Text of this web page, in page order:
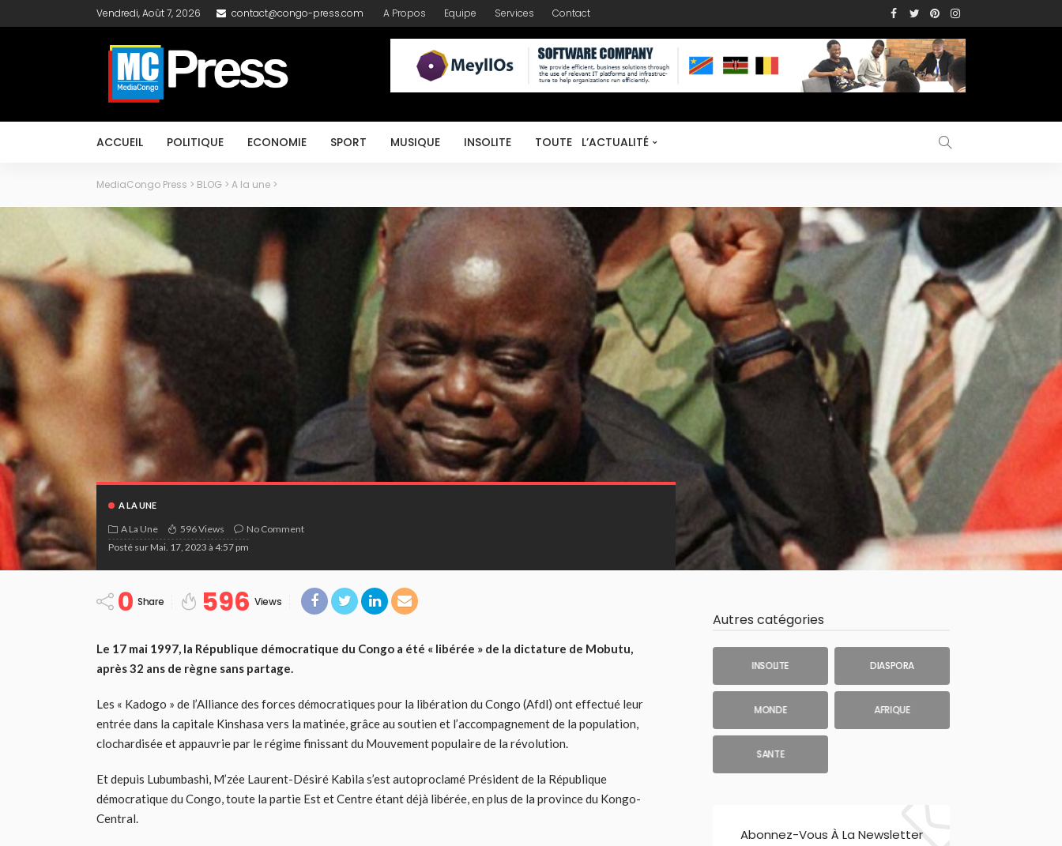
Vendredi, Août 7, 2026 contact@congo-press.com A Propos Equipe Services Contact
ACCUEIL POLITIQUE ECONOMIE SPORT MUSIQUE INSOLITE TOUTE L’ACTUALITÉ
MediaCongo Press > BLOG > A la une >
A LA UNE
A La Une 596 Views
No Comment
Posté sur Mai. 17, 2023 à 4:57 pm
0 Share 596 Views
Le 17 mai 1997, la République démocratique du Congo a été « libérée » de la dictature de Mobutu,
après 32 ans de règne sans partage.
Les « Kadogo » de l’Alliance des forces démocratiques pour la libération du Congo (Afdl) ont effectué leur
entrée dans la capitale Kinshasa vers la matinée, grâce au soutien et l’accompagnement de la population,
clochardisée et appauvrie par le régime finissant du Mouvement populaire de la révolution.
Et depuis Lubumbashi, M’zée Laurent-Désiré Kabila s’est autoproclamé Président de la République
démocratique du Congo, toute la partie Est et Centre étant déjà libérée, en plus de la province du Kongo-
Central.
Autres catégories
INSOLITE DIASPORA
MONDE AFRIQUE
SANTE
Abonnez-Vous À La Newsletter